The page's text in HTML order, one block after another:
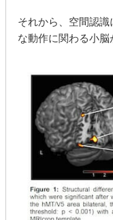
それから、空間認
な動作に関わる小